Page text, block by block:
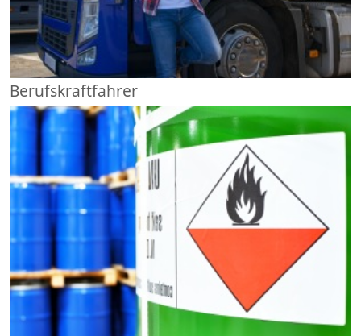
Berufskraftfahrer